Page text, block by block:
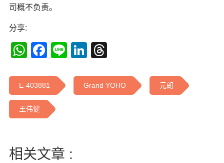
司概不负责。
分享:
WhatsApp
Facebook
LineLinkedIn
E-403881 Grand YOHO 元朗
王伟健
相关文章 :